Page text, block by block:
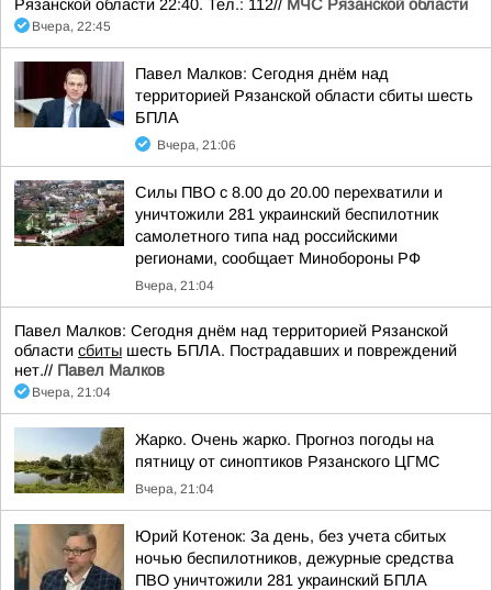
Рязанской области 22:40. Тел.: 112// МЧС Рязанской области
Вчера, 22:45
Павел Малков: Сегодня днём над
территорией Рязанской области сбиты шесть
БПЛА
Вчера, 21:06
Силы ПВО с 8.00 до 20.00 перехватили и
уничтожили 281 украинский беспилотник
самолетного типа над российскими
регионами, сообщает Минобороны РФ
Вчера, 21:04
Павел Малков: Сегодня днём над территорией Рязанской
области сбиты шесть БПЛА. Пострадавших и повреждений
нет.// Павел Малков
Вчера, 21:04
Жарко. Очень жарко. Прогноз погоды на
пятницу от синоптиков Рязанского ЦГМС
Вчера, 21:04
Юрий Котенок: За день, без учета сбитых
ночью беспилотников, дежурные средства
ПВО уничтожили 281 украинский БПЛА